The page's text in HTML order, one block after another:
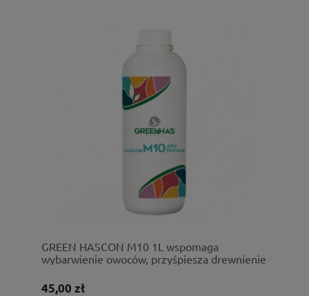
GREEN HASCON M10 1L wspomaga
wybarwienie owoców, przyśpiesza drewnienie
45,00 zł